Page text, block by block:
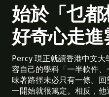
始於「乜
好奇心走
Percy 現正就讀香港中文
容自己的學科「一半軟件
味著路徑未必只有一條。
一開始就很篤定。相反，